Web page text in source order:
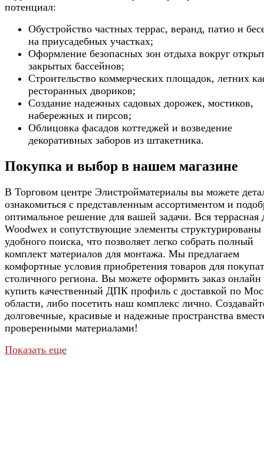
потенциал:
Обустройство частных террас, веранд, патио и
на приусадебных участках;
Оформление безопасных зон отдыха вокруг
закрытых бассейнов;
Строительство коммерческих площадок, летних
ресторанных двориков;
Создание надежных садовых дорожек, мостиков,
набережных и пирсов;
Облицовка фасадов коттеджей и возведение
декоративных заборов из штакетника.
Покупка и выбор в нашем магазине
В Торговом центре Элистройматериалы вы можете
ознакомиться с представленным ассортиментом и
оптимальное решение для вашей задачи. Вся террасная
Woodwex и сопутствующие элементы структурированы
удобного поиска, что позволяет легко собрать полный
комплект материалов для монтажа. Мы предлагаем
комфортные условия приобретения товаров для
столичного региона. Вы можете оформить заказ онлайн
купить качественный ДПК профиль с доставкой по
области, либо посетить наш комплекс лично.
долговечные, красивые и надежные пространства
проверенными материалами!
Показать еще